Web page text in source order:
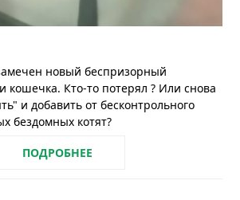
новый беспризорный
кошечка. Кто-то потерял ? Или снова
и добавить от бесконтрольного
бездомных котят?
ПОДРОБНЕЕ